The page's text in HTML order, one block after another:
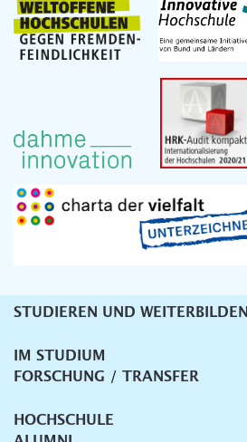
Unternavigation
STUDIEREN UND WEITERBILDEN
IM STUDIUM
FORSCHUNG / TRANSFER
HOCHSCHULE